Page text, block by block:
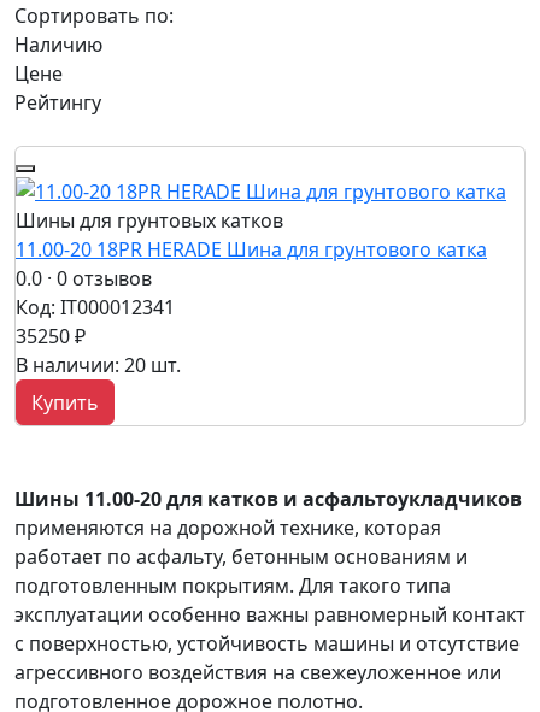
Сортировать по:
Наличию
Цене
Рейтингу
Шины для грунтовых катков
11.00-20 18PR HERADE Шина для грунтового катка
0.0 · 0 отзывов
Код: IT000012341
35250 ₽
В наличии: 20 шт.
Купить
Шины 11.00-20 для катков и асфальтоукладчиков
применяются на дорожной технике, которая
работает по асфальту, бетонным основаниям и
подготовленным покрытиям. Для такого типа
эксплуатации особенно важны равномерный контакт
с поверхностью, устойчивость машины и отсутствие
агрессивного воздействия на свежеуложенное или
подготовленное дорожное полотно.